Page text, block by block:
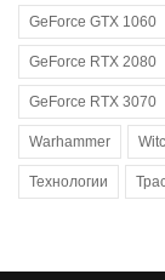
GeForce GTX 1060
GeForce RTX 2080
GeForce RTX 3070
Warhammer
Технологии